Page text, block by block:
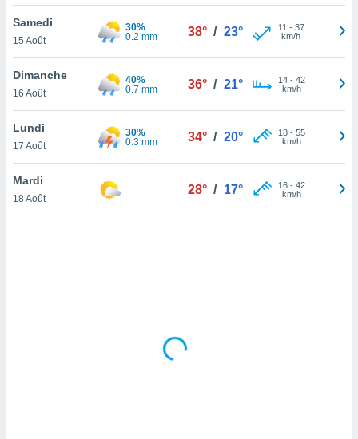
votre
à
en
le
Samedi
15 Août
30%
0.2 mm
38° / 23° 11 - 37
km/h
Dimanche
16 Août
40%
0.7 mm
36° / 21° 14- 42
km/h
Lundi
17 Août
30%
0.3 mm
34° / 20° 18- 55
km/h
Mardi
18 Août
28° / 17° 16- 42
km/h